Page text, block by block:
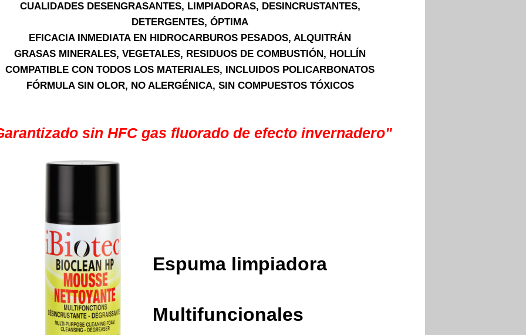
CUALIDADES DESENGRASANTES, LIMPIADORAS, DESINCRUSTANTES,
DETERGENTES, ÓPTIMA
EFICACIA INMEDIATA EN HIDROCARBUROS PESADOS, ALQUITRÁN
GRASAS MINERALES, VEGETALES, RESIDUOS DE COMBUSTIÓN, HOLLÍN
COMPATIBLE CON TODOS LOS MATERIALES, INCLUIDOS POLICARBONATOS
FÓRMULA SIN OLOR, NO ALERGÉNICA, SIN COMPUESTOS TÓXICOS
sin HFC gas fluorado de efecto invernadero"
Espuma limpiadora
Multifuncionales